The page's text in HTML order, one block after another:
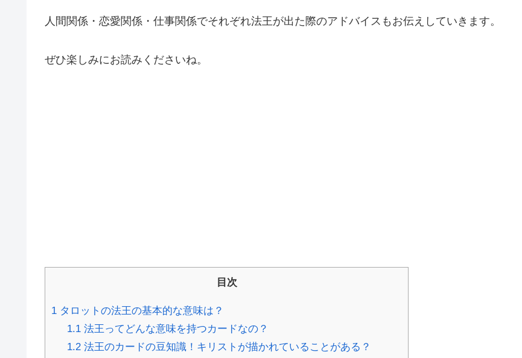
人間関係・恋愛関係・仕事関係でそれぞれ法王が出た際のアドバイスもお伝えしていきます。
ぜひ楽しみにお読みくださいね。
目次
1 タロットの法王の基本的な意味は？
1.1法王ってどんな意味を持つカードなの？
1.2法王のカードの豆知識！キリストが描かれていることがある？